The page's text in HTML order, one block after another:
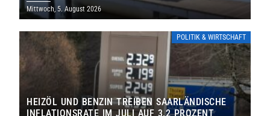
Mittwoch, 5. August 2026
POLITIK & WIRTSCHAFT
HEIZÖL UND BENZIN TREIBEN SAARLÄNDISCHE
INFLATIONSRATE IM JULI AUF 3,2 PROZENT